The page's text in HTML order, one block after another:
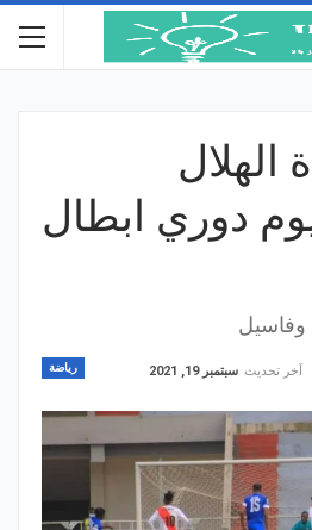
الهلال
دوري ابطال
وفاسيل
رياضة آخر تحديث سبتمبر 19, 2021